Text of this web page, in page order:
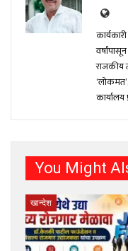
राजकीय
You Might
खान्देश